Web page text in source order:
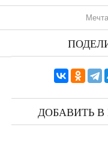
Мечта, не
ДОБАВИТЬ В